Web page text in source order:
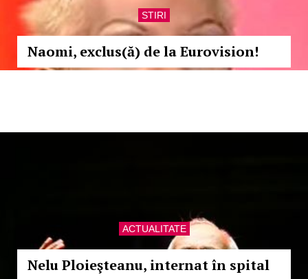
STIRI
Naomi, exclus(ă) de la Eurovision!
ACTUALITATE
Nelu Ploieşteanu, internat în spital